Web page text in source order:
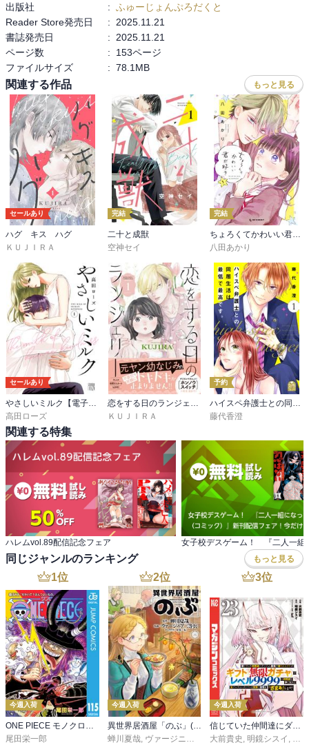
出版社
: ふゅーじょんぷろだくと
Reader Store発売日
:
2025.11.21
書誌発売日
:
2025.11.21
ページ数
:
153ページ
ファイルサイズ
: 78.1MB
関連する作品 もっと見る
セールあり
ハグ キス ハグ
ＫＵＪＩＲＡ
完結
二十と成獣
空神セイ
完結
ちょろくてかわいい君が好き
八田あかり
セールあり
高田ローズ
ＫＵＪＩＲＡ
予約
藤代香澄
関連する特集
ハレムvol.89配信記念フェア
同じジャンルのランキング もっと見る
1位
今週入荷
ONE PIECE モノクロ版 115
尾田栄一郎
2位
今週入荷
異世界居酒屋「のぶ」(22)
蝉川夏哉, ヴァージニア二等兵 ,転
3位
今週入荷
信じていた仲間達にダンジョン奥地で殺されかけたがギフト『無限ガチャ』でレベル９９９９の仲間達を手に入れて元パーティーメンバーと世界に復讐＆『ざまぁ！』します！（２３）
大前貴史 , 明鏡シスイ , ｔ